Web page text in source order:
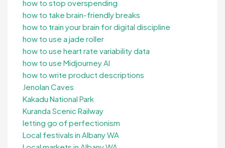
how to stop overspending
how to take brain-friendly breaks
how to train your brain for digital discipline
how to use a jade roller
how to use heart rate variability data
how to use Midjourney AI
how to write product descriptions
Jenolan Caves
Kakadu National Park
Kuranda Scenic Railway
letting go of perfectionism
Local festivals in Albany WA